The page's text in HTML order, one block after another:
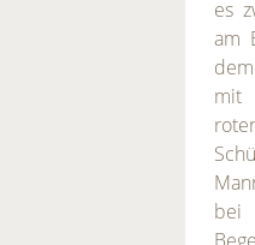
es
am
mit
bei